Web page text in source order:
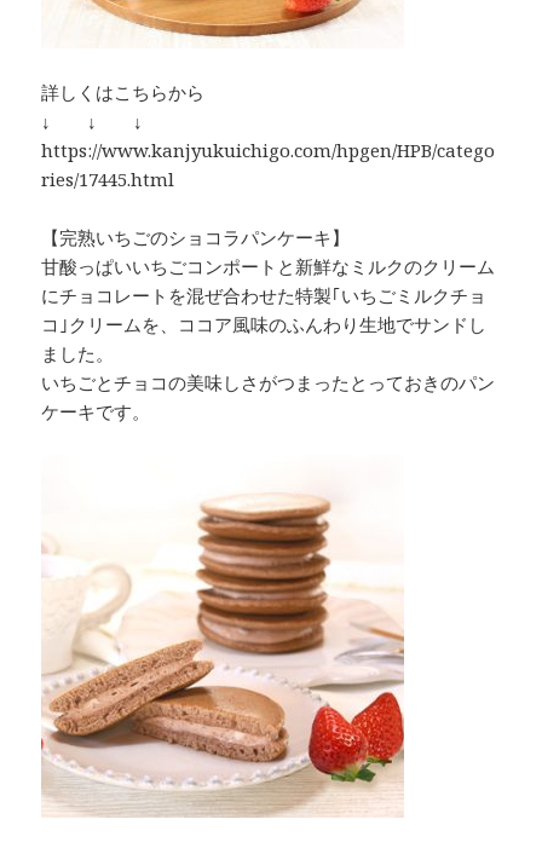
詳しくはこちらから
↓ ↓ ↓
https://www.kanjyukuichigo.com/hpgen/HPB/catego
ries/17445.html
【完熟いちごのショコラパンケーキ】
甘酸っぱいいちごコンポートと新鮮なミルクのクリーム
にチョコレートを混ぜ合わせた特製｢いちごミルクチョ
コ｣クリームを、ココア風味のふんわり生地でサンドし
ました。
いちごとチョコの美味しさがつまったとっておきのパン
ケーキです。